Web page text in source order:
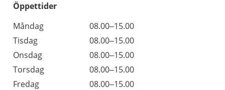
Öppettider
Dag
Öppettider
Kommentarer
Måndag
08.00–15.00
Tisdag
08.00–15.00
Onsdag
08.00–15.00
Torsdag
08.00–15.00
Fredag
08.00–15.00